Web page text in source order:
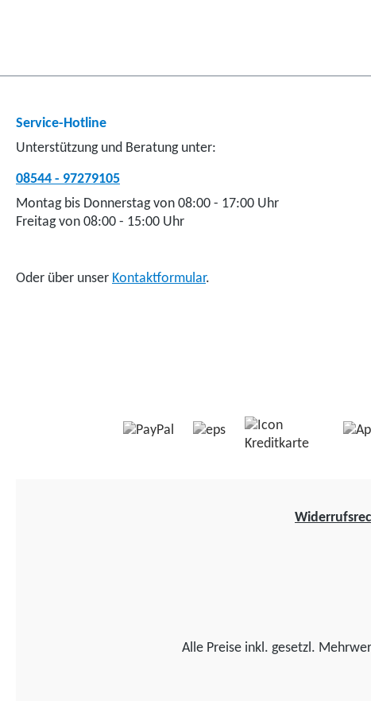
Service-Hotline
Unterstützung und Beratung unter:
08544 - 97279105
Montag bis Donnerstag von 08:00 - 17:00 Uhr
Freitag von 08:00 - 15:00 Uhr
Oder über unser Kontaktformular.
Alle Preise inkl. gesetzl.